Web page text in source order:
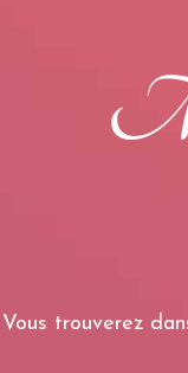
Vous trouverez